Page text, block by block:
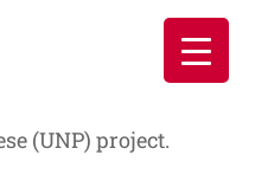
(UNP) project.